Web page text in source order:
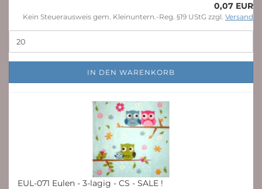
0,07 EUR
Kein Steuerausweis gem. Kleinuntern.-Reg. §19 UStG zzgl. Versand
IN DEN WARENKORB
EUL-071 Eulen - 3-lagig - CS - SALE !